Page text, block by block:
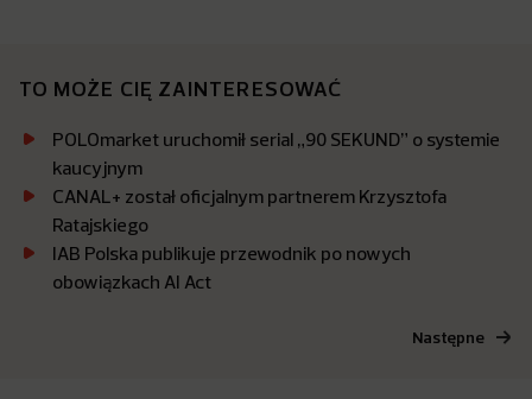
TO MOŻE CIĘ ZAINTERESOWAĆ
POLOmarket uruchomił serial „90 SEKUND” o systemie
kaucyjnym
CANAL+ został oficjalnym partnerem Krzysztofa
Ratajskiego
IAB Polska publikuje przewodnik po nowych
obowiązkach AI Act
Następne